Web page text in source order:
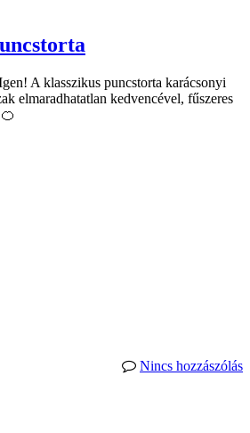
A klasszikus puncstorta karácsonyi
elmaradhatatlan kedvencével, fűszeres
Nincs hozzászólás